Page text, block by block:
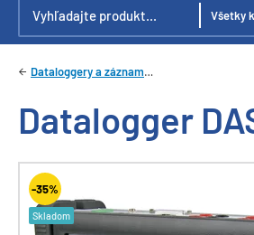
Dataloggery a záznamníky
Datalogger
-35%
Skladom